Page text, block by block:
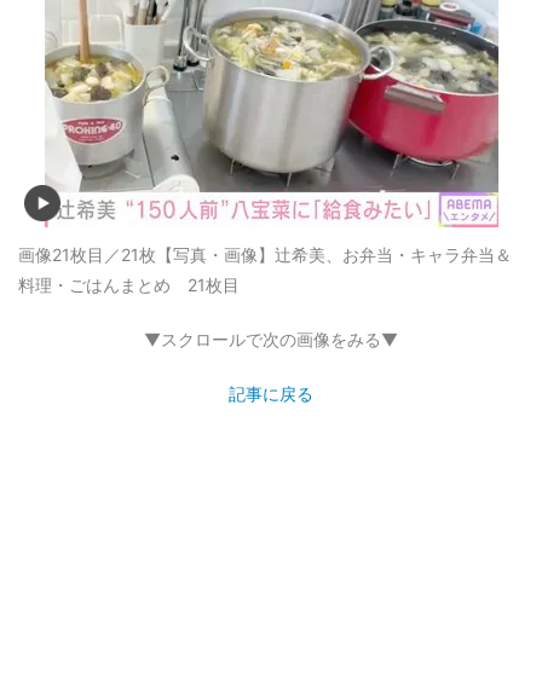
画像21枚目／21枚 【写真・画像】辻希美、お弁当・キャラ弁当＆
料理・ごはんまとめ 21枚目
▼スクロールで次の画像をみる▼
記事に戻る